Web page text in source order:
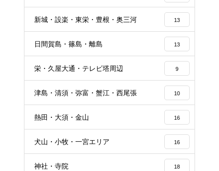
新城・設楽・東栄・豊根・奥三河 13
日間賀島・篠島・離島 13
栄・久屋大通・テレビ塔周辺 9
津島・清須・弥富・蟹江・西尾張 10
熱田・大須・金山 16
犬山・小牧・一宮エリア 16
神社・寺院 18